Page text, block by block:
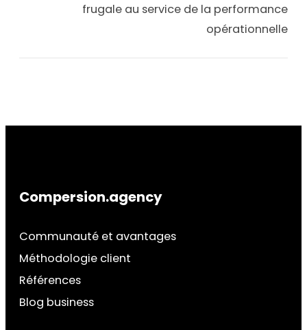
frugale au service de la performance
opérationnelle
Compersion.agency
Communauté et avantages
Méthodologie client
Références
Blog business